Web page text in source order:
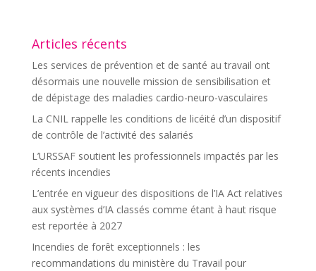
Articles récents
Les services de prévention et de santé au travail ont
désormais une nouvelle mission de sensibilisation et
de dépistage des maladies cardio-neuro-vasculaires
La CNIL rappelle les conditions de licéité d’un dispositif
de contrôle de l’activité des salariés
L’URSSAF soutient les professionnels impactés par les
récents incendies
L’entrée en vigueur des dispositions de l’IA Act relatives
aux systèmes d’IA classés comme étant à haut risque
est reportée à 2027
Incendies de forêt exceptionnels : les
recommandations du ministère du Travail pour